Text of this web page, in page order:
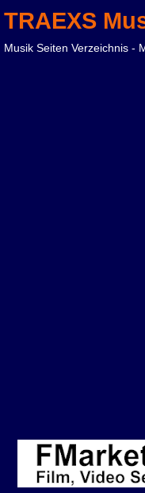
TRAEXS
Musik Seiten Verzeichnis -